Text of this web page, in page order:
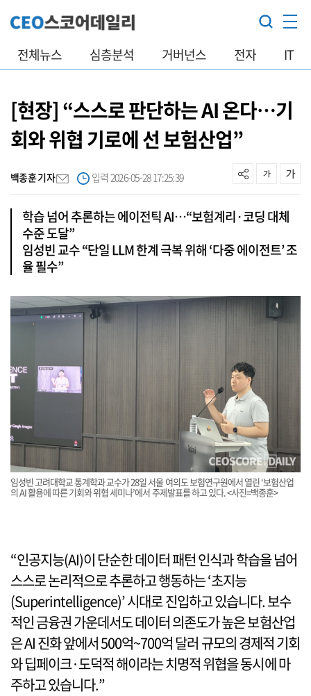
전체뉴스 심층분석 거버넌스 전자 IT
[현장] “스스로 판단하는 AI 온다…기
회와 위협 기로에 선 보험산업”
백종훈 기자 입력 2026-05-28 17:25:39
학습 넘어 추론하는 에이전틱 AI…“보험계리·코딩 대체
수준 도달”
임성빈 교수 “단일 LLM 한계 극복 위해 ‘다중 에이전트’ 조
율 필수”
임성빈 고려대학교 통계학과 교수가 28일 서울 여의도 보험연구원에서 열린 ‘보험산업
의 AI 활용에 따른 기회와 위협 세미나’에서 주제발표를 하고 있다. <사진=백종훈>
“인공지능(AI)이 단순한 데이터 패턴 인식과 학습을 넘어
스스로 논리적으로 추론하고 행동하는 ‘초지능
(Superintelligence)’ 시대로 진입하고 있습니다. 보수
적인 금융권 가운데서도 데이터 의존도가 높은 보험산업
은 AI 진화 앞에서 500억~700억 달러 규모의 경제적 기회
와 딥페이크·도덕적 해이라는 치명적 위협을 동시에 마
주하고 있습니다.”